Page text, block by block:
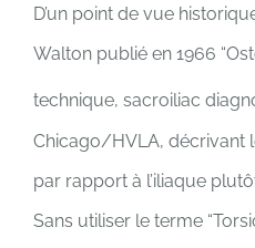
D’un point de vue
Walton publié en 1966
technique, sacroiliac
Chicago/HVLA, décrivant
par rapport à l’iliaque
Sans utiliser le terme